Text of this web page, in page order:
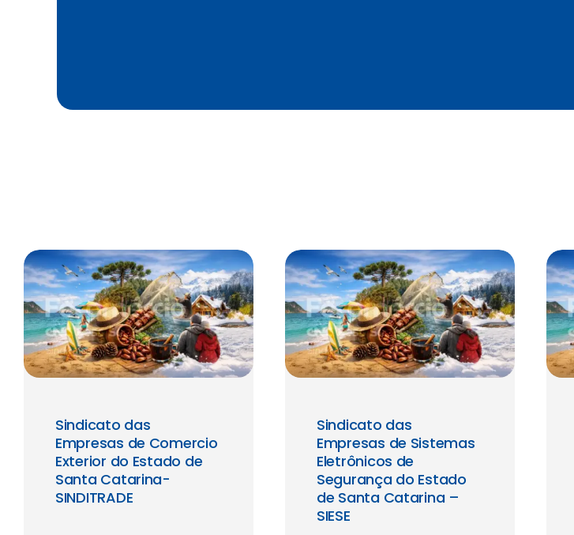
Sindicato das
Empresas de Comercio
Exterior do Estado de
Santa Catarina-
SINDITRADE
Sindicato das
Empresas de Sistemas
Eletrônicos de
Segurança do Estado
de Santa Catarina –
SIESE